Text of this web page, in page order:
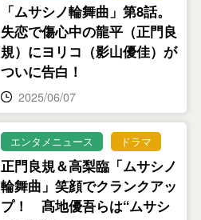
「ムサシノ輪舞曲」第8話。
失恋で傷心中の龍平（正門良
規）にヨリコ（影山優佳）が
ついに告白！
2025/06/07
エンタメニュース ドラマ
正門良規＆高梨臨「ムサシノ
輪舞曲」笑顔でクランクアッ
プ！ 髙地優吾らは“ムサシ